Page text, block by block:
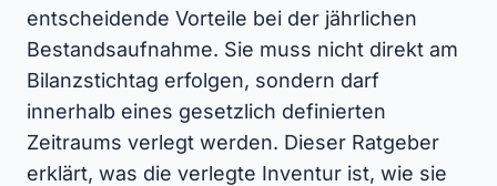
entscheidende Vorteile bei der jährlichen
Bestandsaufnahme. Sie muss nicht direkt am
Bilanzstichtag erfolgen, sondern darf
innerhalb eines gesetzlich definierten
Zeitraums verlegt werden. Dieser Ratgeber
erklärt, was die verlegte Inventur ist, wie sie